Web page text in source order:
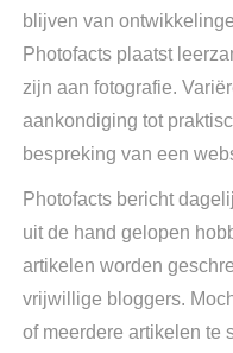
blijven van
Photofacts plaatst
zijn aan fotografie.
aankondiging tot
bespreking van een
Photofacts bericht
uit de hand gelopen
artikelen worden
vrijwillige bloggers.
of meerdere artikelen te